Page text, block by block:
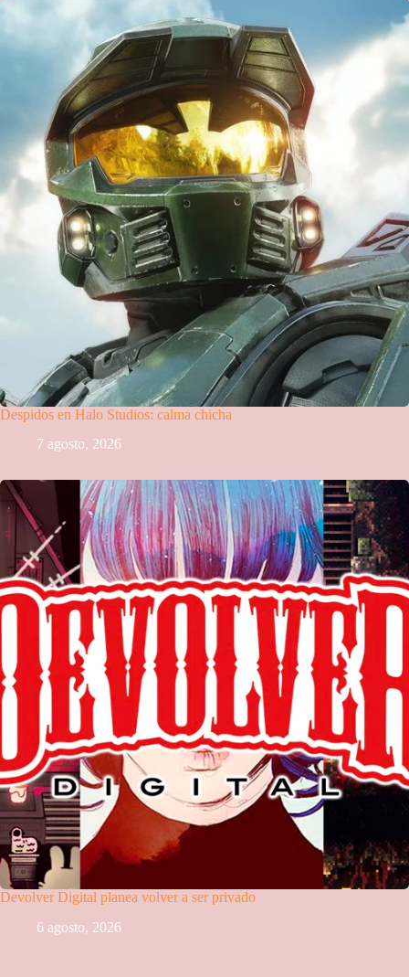
Despidos en Halo Studios: calma chicha
7 agosto, 2026
Devolver Digital planea volver a ser privado
6 agosto, 2026